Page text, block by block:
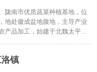
陇南市优质蔬菜种植基地，位
地处徽成盆地腹地，主导产业
产品加工，始建于北魏太平...
镇